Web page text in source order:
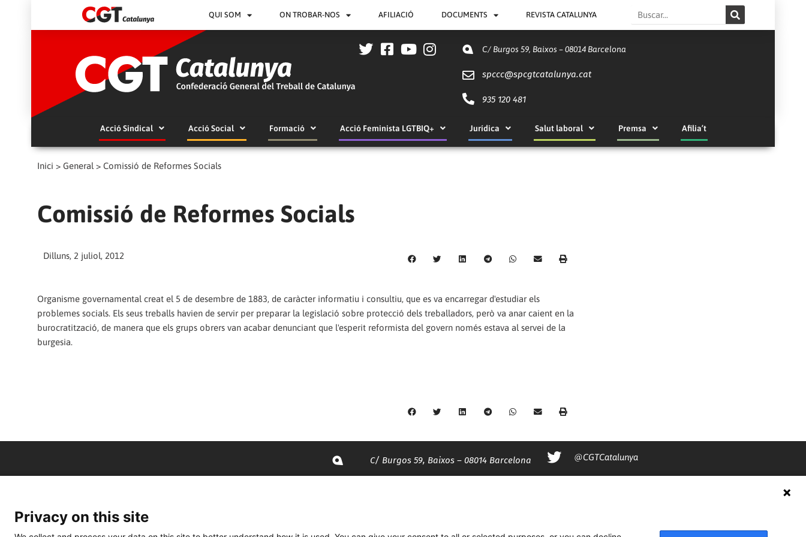
QUI SOM ON TROBAR-NOS AFILIACIÓ DOCUMENTS REVISTA CATALUNYA Search
C/ Burgos 59, Baixos – 08014 Barcelona
spccc@spcgtcatalunya.cat
935 120 481
Acció Sindical Acció Social Formació Acció Feminista LGTBIQ+ Jurídica Salut laboral Premsa Afilia’t
Inici > General > Comissió de Reformes Socials
Comissió de Reformes Socials
Dilluns, 2 juliol, 2012
Organisme governamental creat el 5 de desembre de 1883, de caràcter informatiu i consultiu, que es va encarregar d'estudiar els
problemes socials. Els seus treballs havien de servir per preparar la legislació sobre protecció dels treballadors, però va anar caient en la
burocratització, de manera que els grups obrers van acabar denunciant que l'esperit reformista del govern només estava al servei de la
burgesia.
C/ Burgos 59, Baixos – 08014 Barcelona
935 120 481
@CGTCatalunya
Privacy on this site